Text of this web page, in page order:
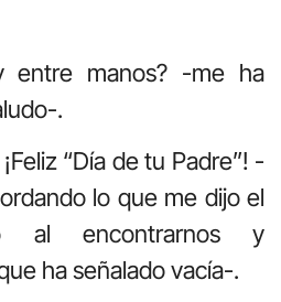
entre manos? -me ha
.
“Día de tu Padre”! -
lo que me dijo el
al encontrarnos y
ha señalado vacía-.